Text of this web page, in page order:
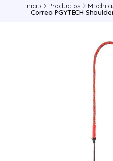
Inicio Productos
Correa PGYTECH